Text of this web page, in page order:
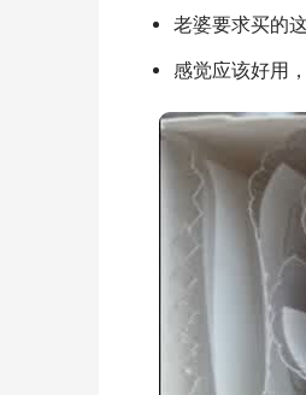
老婆要求买的
感觉应该好用